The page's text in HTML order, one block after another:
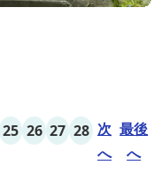
25 26 27 28 次
へ
最後
へ